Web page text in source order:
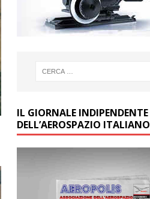
IL GIORNALE INDIPENDENTE
DELL’AEROSPAZIO ITALIANO